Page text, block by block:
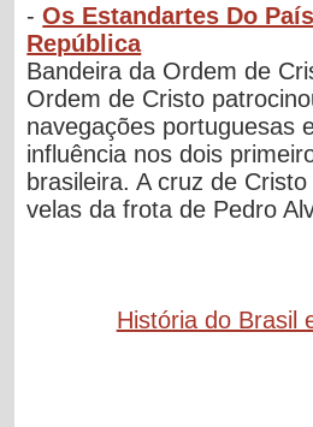
-Os Estandartes Do
República
Bandeira da Ordem de
Ordem de Cristo
navegações portuguesas
influência nos dois
brasileira. A cruz de
velas da frota de Pedro
História do Brasil